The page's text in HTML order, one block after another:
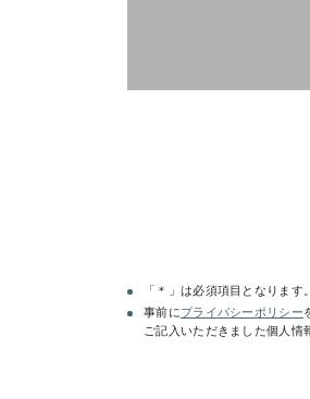
レンタルプラン等はこ
「＊」は必須項目となります。
事前にプライバシーポリシー
ご記入いただきました個人情